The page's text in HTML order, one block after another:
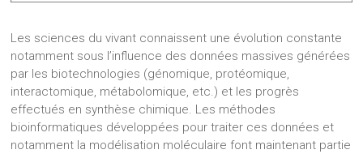
Les sciences du vivant connaissent une évolution constante
notamment sous l’influence des données massives générées
par les biotechnologies (génomique, protéomique,
interactomique, métabolomique, etc.) et les progrès
effectués en synthèse chimique. Les méthodes
bioinformatiques développées pour traiter ces données et
notamment la modélisation moléculaire font maintenant partie